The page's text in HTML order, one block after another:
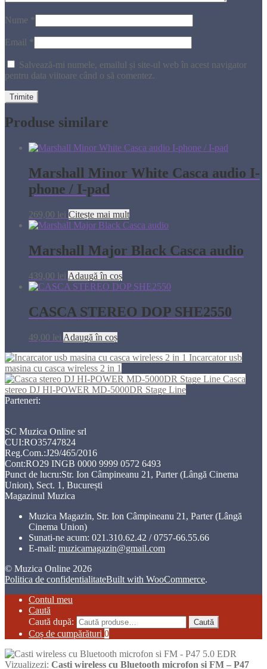
Nume *
Email *
Salvează-mi numele, emailul și site-ul web în acest navigator
pentru data viitoare când o să comentez.
Produse similare
Marshall Minor White Casca audio I-
phone / I-pad
269,00 lei Citește mai mult
Marshall Major Black Casca audio
439,00 lei Adaugă în coș
CASCA STEREO DOP SHE2550
49,00 lei Adaugă în coș
Incarcator usb
masina cu casca wireless 2 in 1
Casca
stereo DJ HI-POWER MD-5000DR Stage Line
Parteneri:
SC Muzica Online srl
CUI:RO35747824
Reg.Com.:J29/465/2016
Cont:RO29 INGB 0000 9999 0572 6493
Punct de lucru:Str. Ion Câmpineanu 21, Parter (Lângă Cinema
Union), Sect. 1, București
Magazinul Muzica
Muzica Magazin, Str. Ion Câmpineanu 21, Parter (Lângă
Cinema Union)
Sunati-ne acum: 021.310.62.42 / 0757-66.55.66
E-mail: muzicamagazin@gmail.com
© Muzica Online 2026
Politica de confidentialitateBuilt with WooCommerce.
Contul meu
Caută
Caută după:
Caută
Coș de cumpărături 0
Vizualizezi: Casti wireless cu Bluetooth microfon si FM – P47